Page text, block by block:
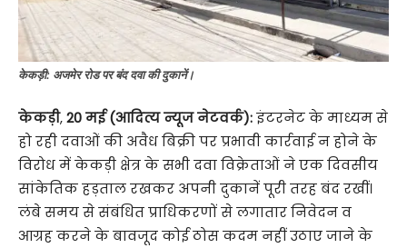
केकड़ी: अजमेर रोड पर बंद दवा की दुकानें।
केकड़ी,20 मई (आदित्य न्यूज नेटवर्क):इंटरनेट के माध्यम से
हो रही दवाओं की अवैध बिक्री पर प्रभावी कार्रवाई न होने के
विरोध में केकड़ी क्षेत्र के सभी दवा विक्रेताओं ने एक दिवसीय
सांकेतिक हड़ताल रखकर अपनी दुकानें पूरी तरह बंद रखीं।
लंबे समय से संबंधित प्राधिकरणों से लगातार निवेदन व
आग्रह करने के बावजूद कोई ठोस कदम नहीं उठाए जाने के